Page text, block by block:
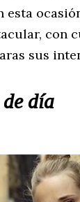
esta
con
sus
día